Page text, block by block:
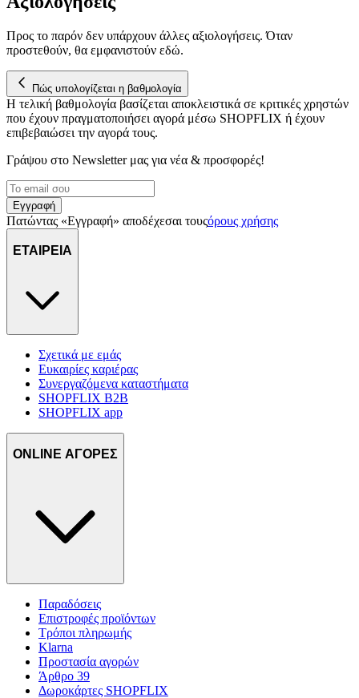
Προς το παρόν δεν υπάρχουν άλλες αξιολογήσεις. Όταν
προστεθούν, θα εμφανιστούν εδώ.
Πώς υπολογίζεται η βαθμολογία
Η τελική βαθμολογία βασίζεται αποκλειστικά σε κριτικές χρηστών
που έχουν πραγματοποιήσει αγορά μέσω SHOPFLIX ή έχουν
επιβεβαιώσει την αγορά τους.
Γράψου στο Νewsletter μας για νέα & προσφορές!
Εγγραφή
Πατώντας «Εγγραφή» αποδέχεσαι τουςόρους χρήσης
ΕΤΑΙΡΕΙΑ
Σχετικά με εμάς
Ευκαιρίες καριέρας
Συνεργαζόμενα καταστήματα
SHOPFLIX B2B
SHOPFLIX app
ONLINE ΑΓΟΡΕΣ
Παραδόσεις
Επιστροφές προϊόντων
Τρόποι πληρωμής
Klarna
Προστασία αγορών
Άρθρο 39
Δωροκάρτες SHOPFLIX